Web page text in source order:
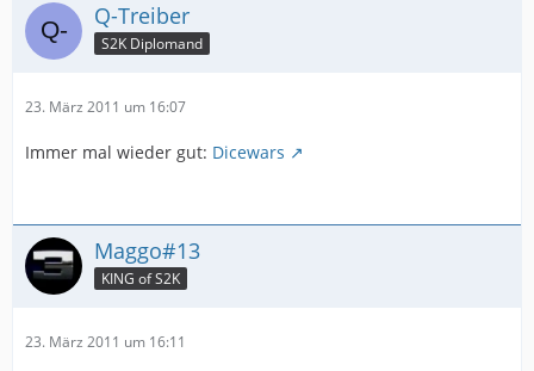
Q-Treiber
S2K Diplomand
23. März 2011 um 16:07
Immer mal wieder gut: Dicewars
Maggo#13
KING of S2K
23. März 2011 um 16:11